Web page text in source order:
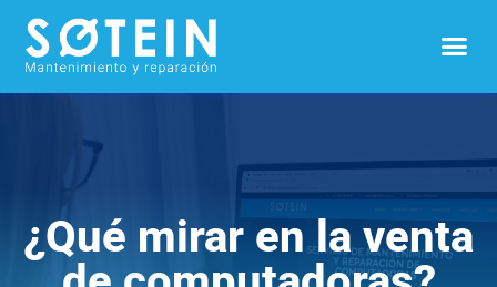
¿Qué mirar en la venta